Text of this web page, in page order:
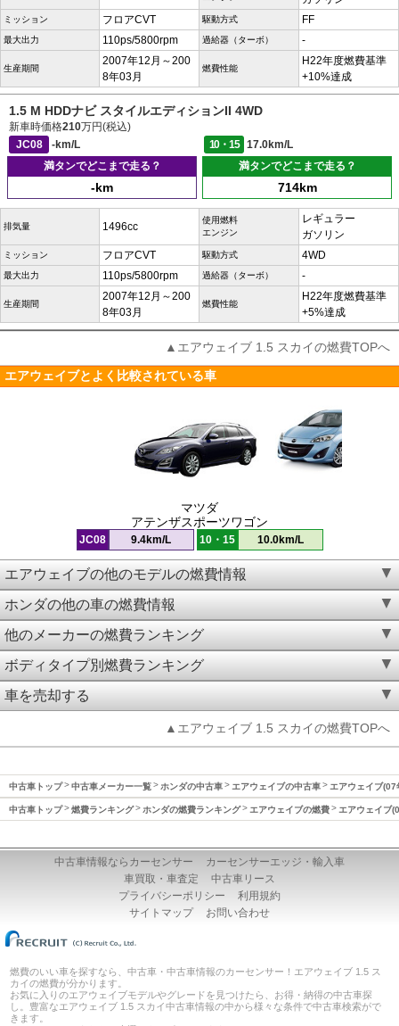
ミッション フロアCVT 駆動方式 FF
最大出力 110ps/5800rpm 過給器（ターボ） -
生産期間
2007年12月～200
8年03月
燃費性能
H22年度燃費基準
+10%達成
1.5 M HDDナビ スタイルエディションII 4WD
新車時価格210万円(税込)
JC08
-km/L 10・15
17.0km/L
満タンでどこまで走る？
-km
満タンでどこまで走る？
714km
排気量 1496cc
使用燃料
エンジン
レギュラー
ガソリン
ミッション フロアCVT 駆動方式 4WD
最大出力 110ps/5800rpm 過給器（ターボ） -
生産期間
2007年12月～200
8年03月
燃費性能
H22年度燃費基準
+5%達成
▲エアウェイブ 1.5 スカイの燃費TOPへ
エアウェイブとよく比較されている車
マツダ
アテンザスポーツワゴン
JC08 9.4km/L 10・15 10.0km/L
エアウェイブの他のモデルの燃費情報
ホンダの他の車の燃費情報
他のメーカーの燃費ランキング
ボディタイプ別燃費ランキング
車を売却する
▲エアウェイブ 1.5 スカイの燃費TOPへ
中古車トップ 中古車メーカー一覧 ホンダの中古車 エアウェイブの中古車 エアウェイブ
中古車トップ 燃費ランキング ホンダの燃費ランキング エアウェイブの燃費 エアウェイブ
中古車情報ならカーセンサー
カーセンサーエッジ・輸入車
車買取・車査定
中古車リース
プライバシーポリシー
利用規約
サイトマップ
お問い合わせ
燃費のいい車を探すなら、中古車・中古車情報のカーセンサー！エアウェイブ 1.5 ス
カイの燃費が分かります。
お気に入りのエアウェイブモデルやグレードを見つけたら、お得・納得の中古車探
し。豊富なエアウェイブ 1.5 スカイ中古車情報の中から様々な条件で中古車検索がで
きます。